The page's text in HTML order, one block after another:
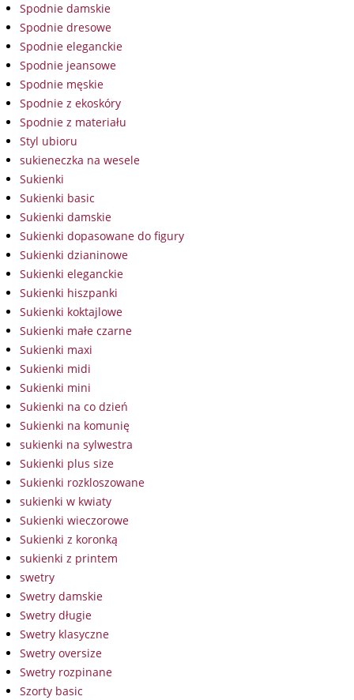
Spodnie damskie
Spodnie dresowe
Spodnie eleganckie
Spodnie jeansowe
Spodnie męskie
Spodnie z ekoskóry
Spodnie z materiału
Styl ubioru
sukieneczka na wesele
Sukienki
Sukienki basic
Sukienki damskie
Sukienki dopasowane do figury
Sukienki dzianinowe
Sukienki eleganckie
Sukienki hiszpanki
Sukienki koktajlowe
Sukienki małe czarne
Sukienki maxi
Sukienki midi
Sukienki mini
Sukienki na co dzień
Sukienki na komunię
sukienki na sylwestra
Sukienki plus size
Sukienki rozkloszowane
sukienki w kwiaty
Sukienki wieczorowe
Sukienki z koronką
sukienki z printem
swetry
Swetry damskie
Swetry długie
Swetry klasyczne
Swetry oversize
Swetry rozpinane
Szorty basic